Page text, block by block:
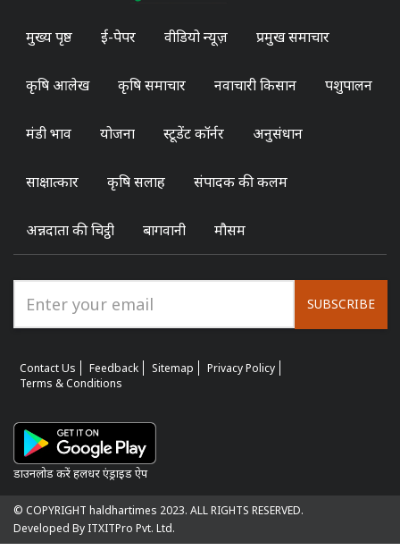
मुख्य पृष्ठ ई-पेपर वीडियो न्यूज़ प्रमुख समाचार
कृषि आलेख कृषि समाचार नवाचारी किसान पशुपालन
मंडी भाव योजना स्टूडेंट कॉर्नर अनुसंधान
साक्षात्कार कृषि सलाह संपादक की कलम
अन्नदाता की चिट्ठी बागवानी मौसम
SUBSCRIBE
Contact Us Feedback Sitemap
Privacy Policy
Terms & Conditions
डाउनलोड करें हलधर एंड्राइड ऐप
© COPYRIGHT haldhartimes 2023. ALL RIGHTS RESERVED.
Developed By ITXITPro Pvt. Ltd.